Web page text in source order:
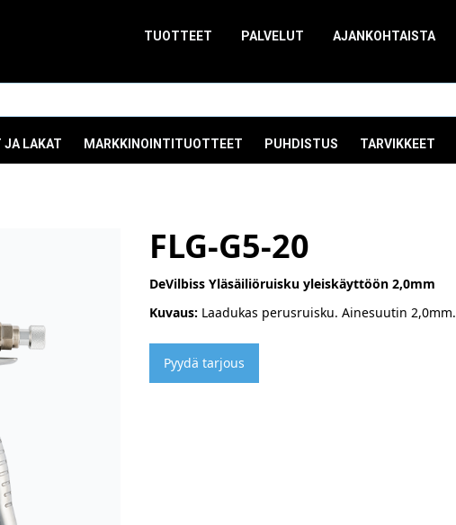
TUOTTEET PALVELUT AJANKOHTAISTA
JA LAKAT MARKKINOINTITUOTTEET PUHDISTUS TARVIKKEET
FLG-G5-20
DeVilbiss Yläsäiliöruisku yleiskäyttöön 2,0mm
Kuvaus: Laadukas perusruisku. Ainesuutin 2,0mm.
Pyydä tarjous